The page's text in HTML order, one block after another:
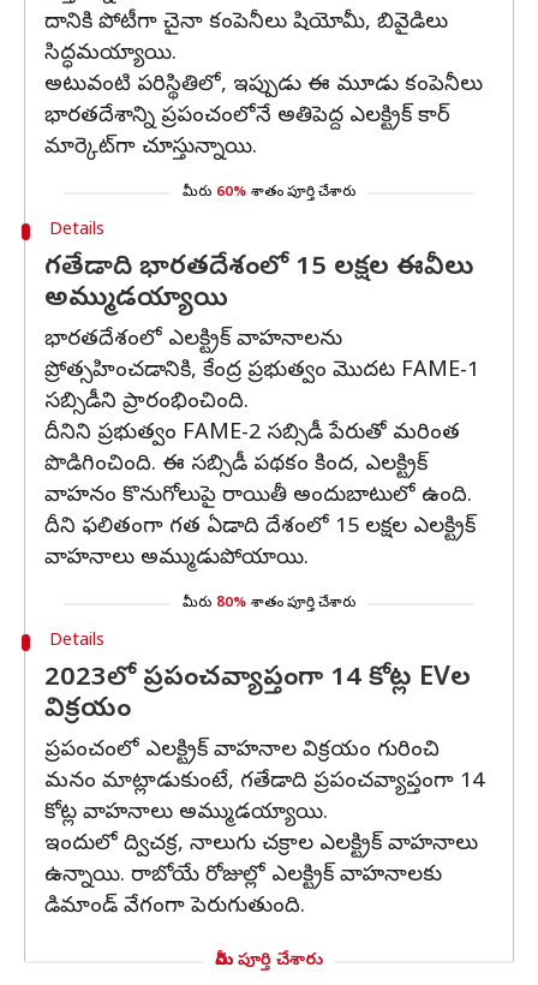
దానికి పోటీగా చైనా కంపెనీలు షియోమీ, బివైడిలు
సిద్ధమయ్యాయి.
అటువంటి పరిస్థితిలో, ఇప్పుడు ఈ మూడు కంపెనీలు
భారతదేశాన్ని ప్రపంచంలోనే అతిపెద్ద ఎలక్ట్రిక్ కార్
మార్కెట్‌గా చూస్తున్నాయి.
మీరు 60% శాతం పూర్తి చేశారు
Details
గతేడాది భారతదేశంలో 15 లక్షల ఈవీలు
అమ్ముడయ్యాయి
భారతదేశంలో ఎలక్ట్రిక్ వాహనాలను
ప్రోత్సహించడానికి, కేంద్ర ప్రభుత్వం మొదట FAME-1
సబ్సిడీని ప్రారంభించింది.
దీనిని ప్రభుత్వం FAME-2 సబ్సిడీ పేరుతో మరింత
పొడిగించింది. ఈ సబ్సిడీ పథకం కింద, ఎలక్ట్రిక్
వాహనం కొనుగోలుపై రాయితీ అందుబాటులో ఉంది.
దీని ఫలితంగా గత ఏడాది దేశంలో 15 లక్షల ఎలక్ట్రిక్
వాహనాలు అమ్ముడుపోయాయి.
మీరు 80% శాతం పూర్తి చేశారు
Details
2023లో ప్రపంచవ్యాప్తంగా 14 కోట్ల EVల
విక్రయం
ప్రపంచంలో ఎలక్ట్రిక్ వాహనాల విక్రయం గురించి
మనం మాట్లాడుకుంటే, గతేడాది ప్రపంచవ్యాప్తంగా 14
కోట్ల వాహనాలు అమ్ముడయ్యాయి.
ఇందులో ద్విచక్ర, నాలుగు చక్రాల ఎలక్ట్రిక్ వాహనాలు
ఉన్నాయి. రాబోయే రోజుల్లో ఎలక్ట్రిక్ వాహనాలకు
డిమాండ్ వేగంగా పెరుగుతుంది.
మీరు పూర్తి చేశారు